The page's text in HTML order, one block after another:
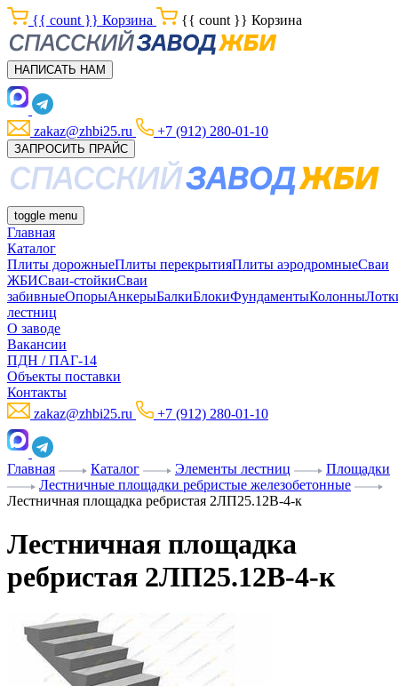
{{ count }} Корзина {{ count }} Корзина
НАПИСАТЬ НАМ
zakaz@zhbi25.ru +7 (912) 280-01-10
ЗАПРОСИТЬ ПРАЙС
toggle menu
Главная
Каталог
Плиты дорожныеПлиты перекрытияПлиты аэродромныеСваи
ЖБИСваи-стойкиСваи
забивныеОпорыАнкерыБалкиБлокиФундаментыКолонны
лестниц
О заводе
Вакансии
ПДН / ПАГ-14
Объекты поставки
Контакты
zakaz@zhbi25.ru
+7 (912) 280-01-10
Главная Каталог Элементы лестниц
Площадки
Лестничные площадки ребристые железобетонные
Лестничная площадка ребристая 2ЛП25.12В-4-к
Лестничная площадка
ребристая 2ЛП25.12В-4-к